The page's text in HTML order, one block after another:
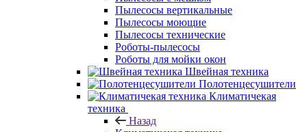
Пылесосы вертикальные
Пылесосы моющие
Пылесосы технические
Роботы-пылесосы
Роботы для мойки окон
Швейная техника
Полотенцесушители
Климатичекая
техника
Назад